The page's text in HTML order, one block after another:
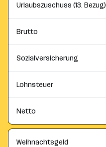
Urlaubszuschuss (13. Bezug)
Brutto
Sozialversicherung
Lohnsteuer
Netto
Weihnachtsgeld